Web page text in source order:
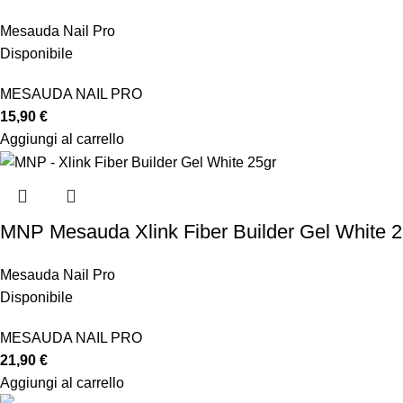
Mesauda Nail Pro
Disponibile
MESAUDA NAIL PRO
15,90 €
Aggiungi al carrello
MNP Mesauda Xlink Fiber Builder Gel White
Mesauda Nail Pro
Disponibile
MESAUDA NAIL PRO
21,90 €
Aggiungi al carrello